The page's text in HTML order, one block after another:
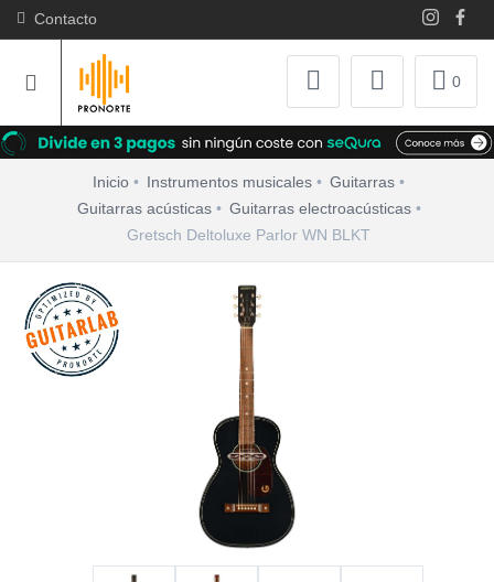
Contacto
0
Inicio Instrumentos musicales
Guitarras
Guitarras acústicas
Guitarras electroacústicas
Gretsch Deltoluxe Parlor WN BLKT